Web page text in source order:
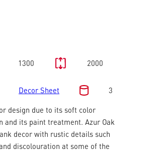
1300 2000
Decor Sheet 3
design due to its soft color
and its paint treatment. Azur Oak
decor with rustic details such
discolouration at some of the